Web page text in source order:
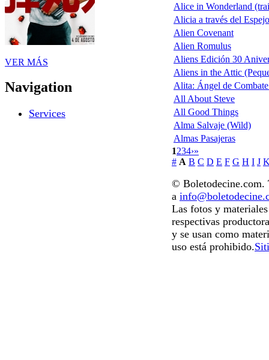
VER MÁS
Navigation
Services
Alice in Wonderland
Alicia a través del
Alien Covenant
Alien Romulus
Aliens Edición 30
Aliens in the Attic
Alita: Ángel de
All About Steve
All Good Things
Alma Salvaje (Wild)
Almas Pasajeras
1234›»
# A B C D E F G H I J
© Boletodecine.com.
a
Las fotos y
respectivas
y se usan como
uso está prohibido.